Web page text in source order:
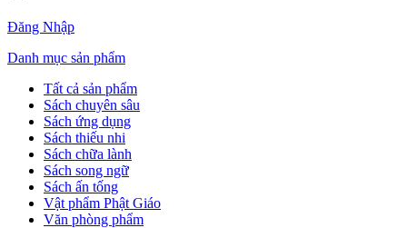
Đăng Nhập
Danh mục sản phẩm
Tất cả sản phẩm
Sách chuyên sâu
Sách ứng dụng
Sách thiếu nhi
Sách chữa lành
Sách song ngữ
Sách ấn tống
Vật phẩm Phật Giáo
Văn phòng phẩm